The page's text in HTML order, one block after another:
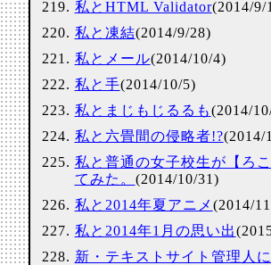
私とHTML Validator(2014/9/
私と凍結(2014/9/28)
私とメール(2014/10/4)
私と手(2014/10/5)
私とまじもじるるも(2014/
私と六畳間の侵略者!?(2014/
私と普通の女子校生が【ろ
てみた。 (2014/10/31)
私と2014年夏アニメ (2014/
私と2014年1月の思い出
新・テキストサイト管理人